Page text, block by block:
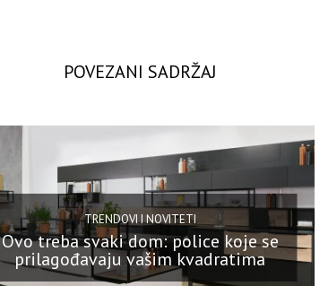
POVEZANI SADRŽAJ
TRENDOVI I NOVITETI
Ovo treba svaki dom: police koje se
prilagođavaju vašim kvadratima